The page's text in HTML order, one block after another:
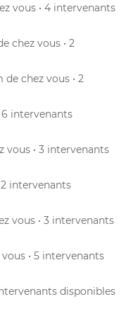
vous • 4 intervenants
chez vous • 2
de chez vous • 2
6 intervenants
vous • 3 intervenants
2 intervenants
vous • 3 intervenants
vous • 5 intervenants
disponibles